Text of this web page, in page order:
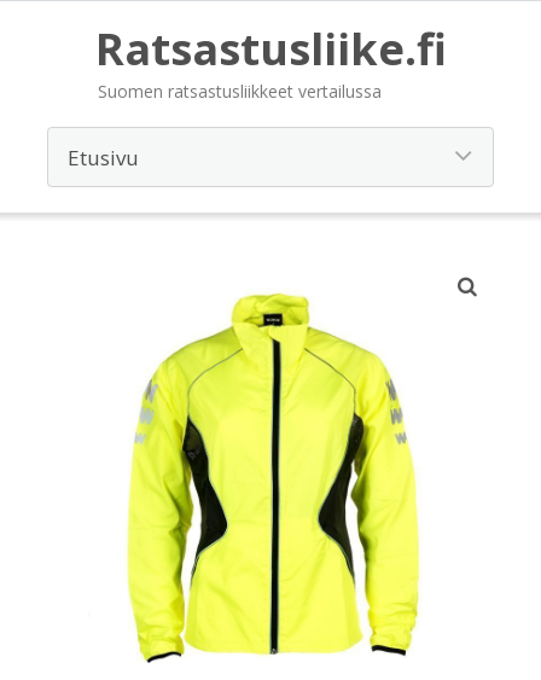
Ratsastusliike.fi
Suomen ratsastusliikkeet vertailussa